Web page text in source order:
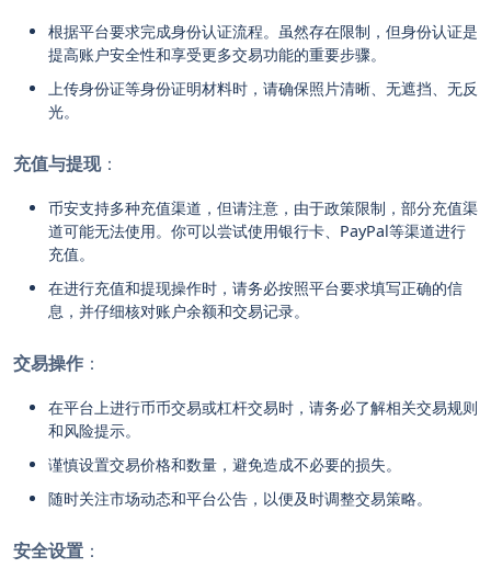
根据平台要求完成身份认证流程。虽然存在限制，但身份认证是
提高账户安全性和享受更多交易功能的重要步骤。
上传身份证等身份证明材料时，请确保照片清晰、无遮挡、无反
光。
充值与提现：
币安支持多种充值渠道，但请注意，由于政策限制，部分充值渠
道可能无法使用。你可以尝试使用银行卡、PayPal等渠道进行
充值。
在进行充值和提现操作时，请务必按照平台要求填写正确的信
息，并仔细核对账户余额和交易记录。
交易操作 ：
在平台上进行币币交易或杠杆交易时，请务必了解相关交易规则
和风险提示。
谨慎设置交易价格和数量，避免造成不必要的损失。
随时关注市场动态和平台公告，以便及时调整交易策略。
安全设置 ：